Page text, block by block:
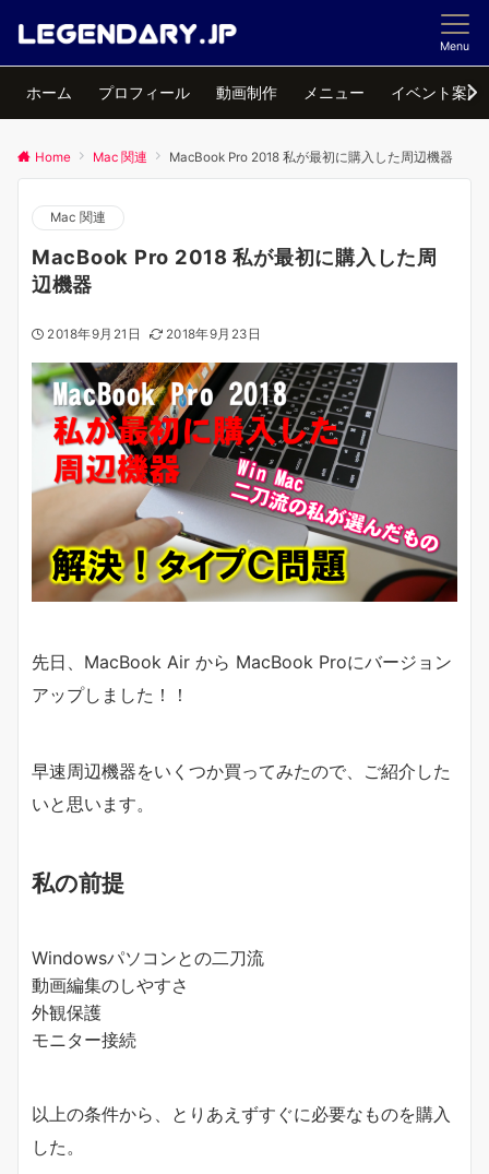
Menu
ホーム プロフィール 動画制作 メニュー イベント案内
Home Mac 関連 MacBook Pro 2018 私が最初に購入した周辺機器
Mac 関連
MacBook Pro 2018 私が最初に購入した周
辺機器
2018年9月21日 2018年9月23日
先日、MacBook Air から MacBook Proにバージョン
アップしました！！
早速周辺機器をいくつか買ってみたので、ご紹介した
いと思います。
私の前提
Windowsパソコンとの二刀流
動画編集のしやすさ
外観保護
モニター接続
以上の条件から、とりあえずすぐに必要なものを購入
した。